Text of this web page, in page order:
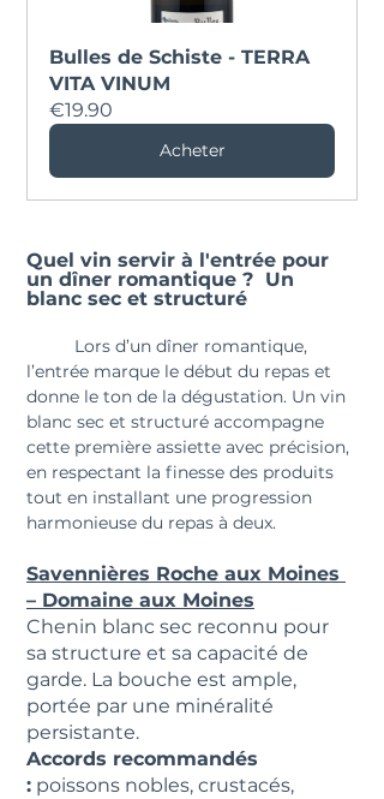
Bulles de Schiste - TERRA
VITA VINUM
€19.90
Acheter
Quel vin servir à l'entrée pour
un dîner romantique ?  Un
blanc sec et structuré
l’entrée marque le début du repas et
donne le ton de la dégustation. Un vin
blanc sec et structuré accompagne
cette première assiette avec précision,
en respectant la finesse des produits
tout en installant une progression
harmonieuse du repas à deux.
Savennières Roche aux Moines
– Domaine aux Moines
Chenin blanc sec reconnu pour
sa structure et sa capacité de
garde. La bouche est ample,
portée par une minéralité
persistante.
Accords recommandés
: poissons nobles, crustacés,